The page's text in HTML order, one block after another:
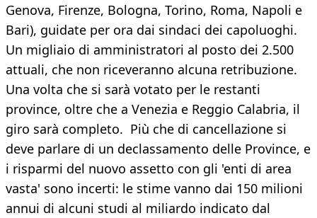
Genova, Firenze, Bologna, Torino, Roma, Napoli e
Bari), guidate per ora dai sindaci dei capoluoghi.
Un migliaio di amministratori al posto dei 2.500
attuali, che non riceveranno alcuna retribuzione.
Una volta che si sarà votato per le restanti
province, oltre che a Venezia e Reggio Calabria, il
giro sarà completo. Più che di cancellazione si
deve parlare di un declassamento delle Province, e
i risparmi del nuovo assetto con gli 'enti di area
vasta' sono incerti: le stime vanno dai 150 milioni
annui di alcuni studi al miliardo indicato dal